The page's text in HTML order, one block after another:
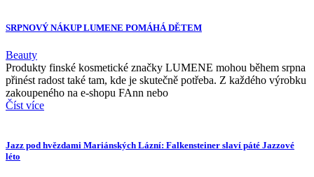
SRPNOVÝ NÁKUP LUMENE POMÁHÁ DĚTEM
Beauty
Produkty finské kosmetické značky LUMENE mohou během srpna
přinést radost také tam, kde je skutečně potřeba. Z každého výrobku
zakoupeného na e-shopu FAnn nebo
Číst více
Jazz pod hvězdami Mariánských Lázní: Falkensteiner slaví páté Jazzové
léto